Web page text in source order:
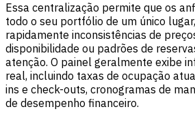
Essa centralização permite que os
todo o seu portfólio de um único
rapidamente inconsistências de
disponibilidade ou padrões de
atenção. O painel geralmente exibe
real, incluindo taxas de ocupação
ins e check-outs, cronogramas de
de desempenho financeiro.